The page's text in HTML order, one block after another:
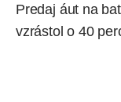
Predaj áut na
vzrástol o 40